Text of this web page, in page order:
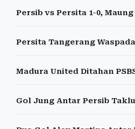
Persib vs Persita 1-0,
Persita Tangerang
Madura United Ditahan
Gol Jung Antar Persib